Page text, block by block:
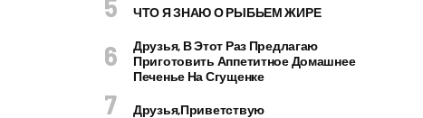
ЧТО Я ЗНАЮ О РЫБЬЕМ ЖИРЕ
Друзья, В Этот Раз Предлагаю
Приготовить Аппетитное Домашнее
Печенье На Сгущенке
Друзья,приветствую